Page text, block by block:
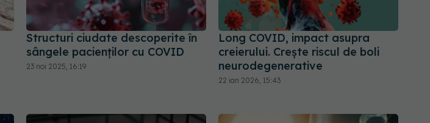
Structuri ciudate descoperite în
sângele pacienților cu COVID
23 noi 2025, 16:19
Long COVID, impact asupra
creierului. Crește riscul de boli
neurodegenerative
22 ian 2026, 15:43